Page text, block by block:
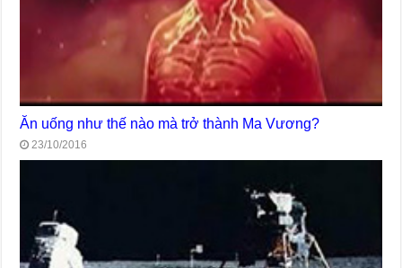
Ăn uống như thế nào mà trở thành Ma Vương?
23/10/2016